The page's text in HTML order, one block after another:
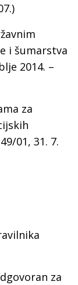
i šumarstva
2014. –
za
01, 31. 7.
za